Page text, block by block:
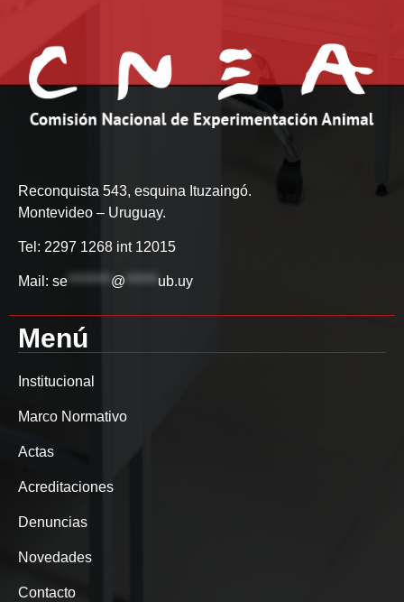
Reconquista 543, esquina Ituzaingó.
Montevideo – Uruguay.
Tel: 2297 1268 int 12015
Mail: se******** @ ****** ub.uy
Menú
Institucional
Marco Normativo
Actas
Acreditaciones
Denuncias
Novedades
Contacto